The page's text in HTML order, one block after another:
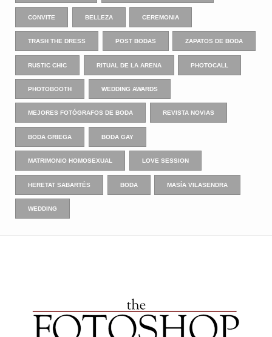
CONVITE BELLEZA CEREMONIA
TRASH THE DRESS POST BODAS ZAPATOS DE BODA
RUSTIC CHIC RITUAL DE LA ARENA PHOTOCALL
PHOTOBOOTH WEDDING AWARDS
MEJORES FOTÓGRAFOS DE BODA REVISTA NOVIAS
BODA GRIEGA BODA GAY
MATRIMONIO HOMOSEXUAL LOVE SESSION
HERETAT SABARTÉS BODA MASÍA VILASENDRA
WEDDING